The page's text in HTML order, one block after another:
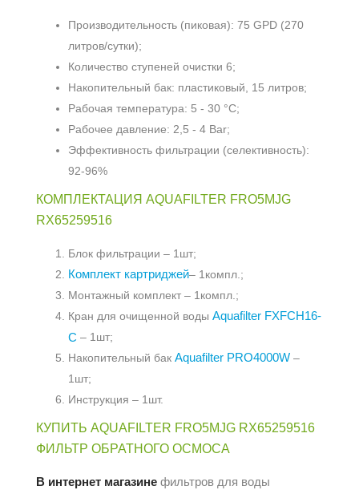
Производительность (пиковая): 75 GPD (270
литров/сутки);
Количество ступеней очистки 6;
Накопительный бак: пластиковый, 15 литров;
Рабочая температура: 5 - 30 °С;
Рабочее давление: 2,5 - 4 Bar;
Эффективность фильтрации (селективность):
92-96%
КОМПЛЕКТАЦИЯ AQUAFILTER FRO5MJG
RX65259516
Блок фильтрации – 1шт;
Комплект картриджей– 1компл.;
Монтажный комплект – 1компл.;
Кран для очищенной воды Aquafilter FXFCH16-
C – 1шт;
Накопительный бак Aquafilter PRO4000W –
1шт;
Инструкция – 1шт.
КУПИТЬ AQUAFILTER FRO5MJG RX65259516
ФИЛЬТР ОБРАТНОГО ОСМОСА
В интернет магазине фильтров для воды